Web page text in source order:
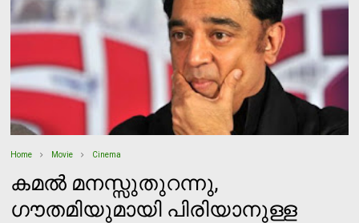
Home Movie Cinema
കമല്‍ മനസ്സുതുറന്നു,
ഗൗതമിയുമായി പിരിയാനുള്ള